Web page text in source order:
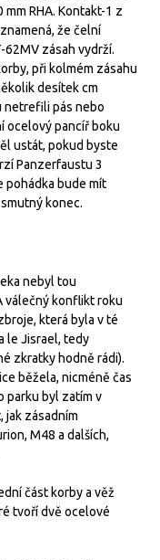
RHA. Kontakt-1 z
že čelní
zásah vydrží.
při kolmém zásahu
desítek cm
netrefili pás nebo
ocelový pancíř boku
ustát, pokud byste
Panzerfaustu 3
pohádka bude mít
konec.
nebyl tou
válečný konflikt roku
která byla v té
le Jisrael, tedy
zkratky hodně rádi).
běžela, nicméně čas
parku byl zatím v
jak zásadním
M48 a dalších,
část korby a věž
tvoří dvě ocelové